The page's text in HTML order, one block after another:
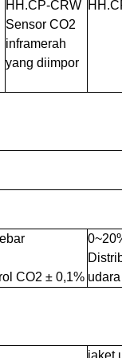
HH.CP-CRW
Sensor CO2
inframerah
yang diimpor
CO2 ± 0,1% udara